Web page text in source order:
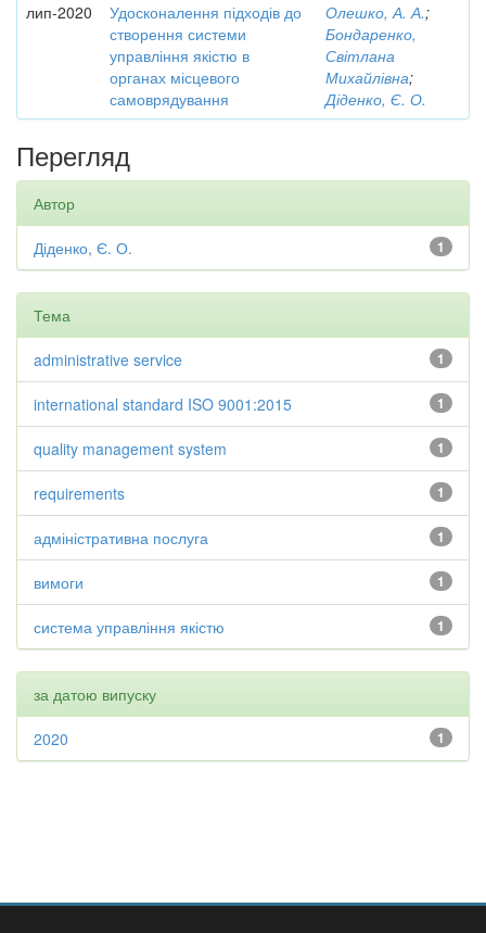
лип-2020
Удосконалення підходів до
створення системи
управління якістю в
органах місцевого
самоврядування
Олешко, А. А.;
Бондаренко,
Світлана
Михайлівна;
Діденко, Є. О.
Перегляд
Автор
1
Діденко, Є. О.
Тема
1
administrative service
1
international standard ISO 9001:2015
1
quality management system
1
requirements
1
адміністративна послуга
1
вимоги
1
система управління якістю
за датою випуску
1
2020